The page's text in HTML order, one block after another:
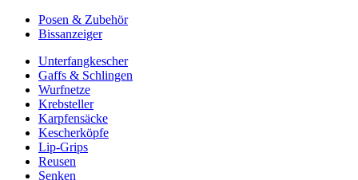
Posen & Zubehör
Bissanzeiger
Unterfangkescher
Gaffs & Schlingen
Wurfnetze
Krebsteller
Karpfensäcke
Kescherköpfe
Lip-Grips
Reusen
Senken